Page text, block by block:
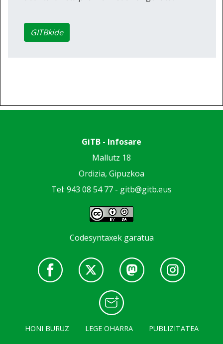
GITBkide
GiTB - Infosare
Mallutz 18
Ordizia, Gipuzkoa
Tel: 943 08 54 77 - gitb@gitb.eus
Codesyntaxek garatua
HONI BURUZ LEGE OHARRA
PUBLIZITATEA